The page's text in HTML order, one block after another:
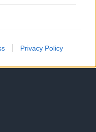
Privacy Policy